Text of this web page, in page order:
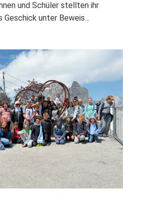
und Schüler stellten ihr
Geschick unter Beweis...